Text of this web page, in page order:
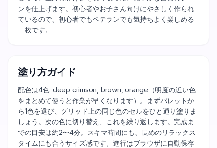
ンを仕上げます。初心者やお子さん向けにやさしく作られ
ているので、初心者でもベテランでも気持ちよく楽しめる
一枚です。
塗り方ガイド
配色は4色: deep crimson, brown, orange（明度の近い色
をまとめて使うと作業が早くなります）。まずパレットか
ら1色を選び、グリッド上の同じ色のセルをひと通り塗りま
しょう。次の色に切り替え、これを繰り返します。完成ま
での目安は約2〜4分。スキマ時間にも、長めのリラックス
タイムにも合うサイズ感です。進行はブラウザに自動保存